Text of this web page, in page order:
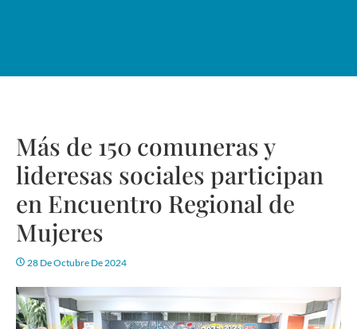
Más de 150 comuneras y
lideresas sociales participan
en Encuentro Regional de
Mujeres
28 De Octubre De 2024